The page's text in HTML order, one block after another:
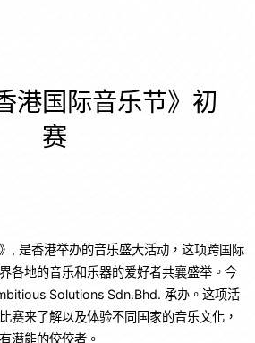
港国际音乐节》初
赛
, 是香港举办的音乐盛大活动，这项跨国际
各地的音乐和乐器的爱好者共襄盛举。今
Solutions Sdn.Bhd. 承办。这项活
赛来了解以及体验不同国家的音乐文化，
潜能的佼佼者。